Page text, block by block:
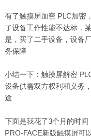
有了触摸屏加密 PLC加密
了设备工作性能不达标，
是，买了二手设备，设备
务保障
小结一下：触摸屏解密
设备供需双方权利和义务
途
下面是我花了3个月的时
PRO-FACE新版触摸屏可